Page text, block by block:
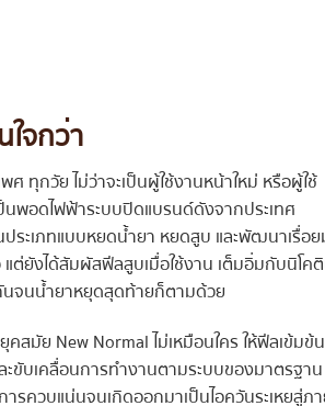
จกว่า
ทุกวัย ไม่ว่าจะเป็นผู้ใช้งานหน้าใหม่ หรือผู้ใช้
นพอดไฟฟ้าระบบปิดแบรนด์ดังจากประเทศ
ระเภทแบบหยดน้ำยา หยดสูบ และพัฒนาเรื่อ
ต่ยังได้สัมผัสฟีลสูบเมื่อใช้งาน เต็มอิ่มกับนิโค
นจนน้ำยาหยุดสุดท้ายก็ตามด้วย
สมัย New Normal ไม่เหมือนใคร ให้ฟีลเข้มข้น
ขับเคลื่อนการทำงานตามระบบของมาตรฐาน
รควบแน่นจนเกิดออกมาเป็นไอควันระเหยสู่ภ